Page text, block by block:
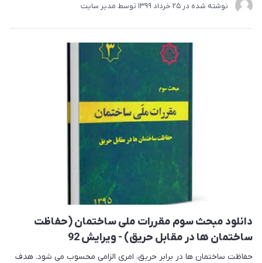
نوشته شده در 25 خرداد 1399 توسط مدیر سایت
دانلود مبحث سوم مقررات ملی ساختمان (حفاظت
ساختمان ها در مقابل حریق) - ویرایش 92
حفاظت ساختمان ها در برابر حریق، امری الزامی محسوب می شود. هدف